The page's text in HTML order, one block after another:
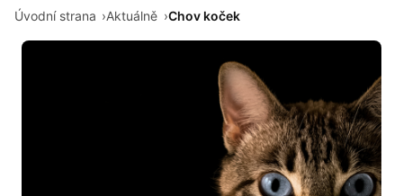
Úvodní strana Aktuálně Chov koček